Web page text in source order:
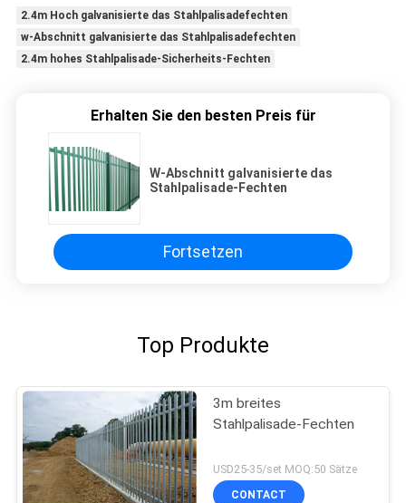
2.4m Hoch galvanisierte das Stahlpalisadefechten
w-Abschnitt galvanisierte das Stahlpalisadefechten
2.4m hohes Stahlpalisade-Sicherheits-Fechten
Erhalten Sie den besten Preis für
W-Abschnitt galvanisierte das
Stahlpalisade-Fechten
Fortsetzen
Top Produkte
3m breites
Stahlpalisade-Fechten
USD25-35/set MOQ:50 Sätze
CONTACT